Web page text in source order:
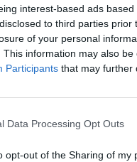
interest-based ads
to third parties
of your personal
This information may also
Participants that may further
Data Processing Opt Outs
opt-out of the Sharing of my
, παντρεμένος
2024 έπειτα